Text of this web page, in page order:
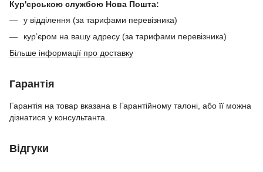
Кур'єрською службою Нова Пошта:
у відділення (за тарифами перевізника)
кур’єром на вашу адресу (за тарифами перевізника)
Більше інформації про доставку
Гарантія
Гарантія на товар вказана в Гарантійному талоні, або її можна
дізнатися у консультанта.
Відгуки